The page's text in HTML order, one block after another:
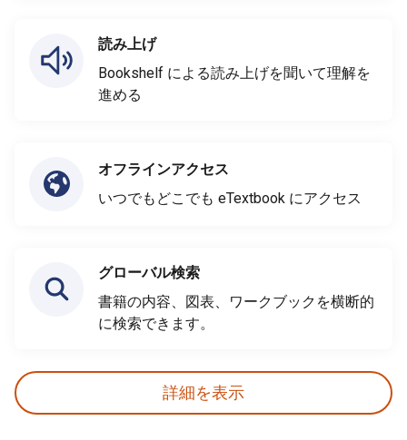
読み上げ
Bookshelf による読み上げを聞いて理解を
進める
オフラインアクセス
いつでもどこでも eTextbook にアクセス
グローバル検索
書籍の内容、図表、ワークブックを横断的
に検索できます。
詳細を表示